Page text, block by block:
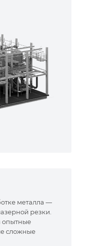
металла —
резки.
опытные
сложные